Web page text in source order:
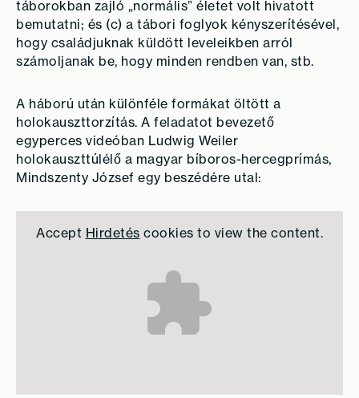
táborokban zajló „normális” életet volt hivatott
bemutatni; és (c) a tábori foglyok kényszerítésével,
hogy családjuknak küldött leveleikben arról
számoljanak be, hogy minden rendben van, stb.
A háború után különféle formákat öltött a
holokauszttorzítás. A feladatot bevezető
egyperces videóban Ludwig Weiler
holokauszttúlélő a magyar bíboros-hercegprímás,
Mindszenty József egy beszédére utal:
Accept Hirdetés cookies to view the content.